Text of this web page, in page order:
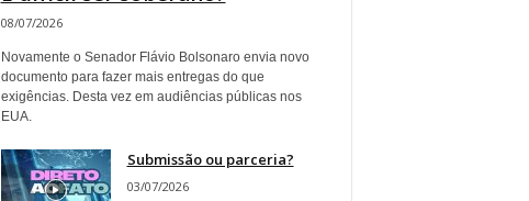
08/07/2026
Novamente o Senador Flávio Bolsonaro envia novo
documento para fazer mais entregas do que
exigências. Desta vez em audiências públicas nos
EUA.
Submissão ou parceria?
03/07/2026